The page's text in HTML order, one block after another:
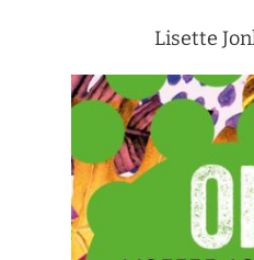
Lisette